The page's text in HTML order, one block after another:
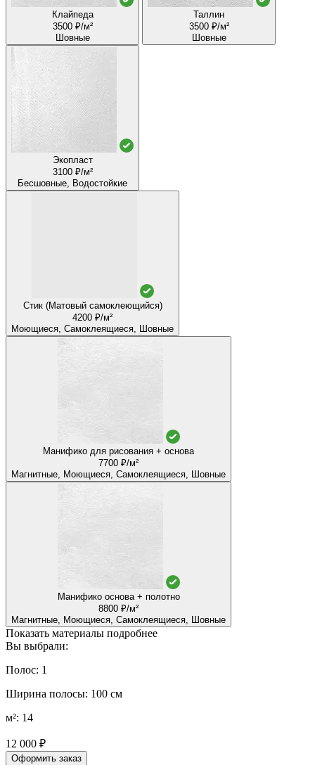
Клайпеда
3500 ₽/м²
Шовные
Таллин
3500 ₽/м²
Шовные
Экопласт
3100 ₽/м²
Бесшовные, Водостойкие
Стик (Матовый самоклеющийся)
4200 ₽/м²
Моющиеся, Самоклеящиеся, Шовные
Манифико для рисования + основа
7700 ₽/м²
Магнитные, Моющиеся, Самоклеящиеся, Шовные
Манифико основа + полотно
8800 ₽/м²
Магнитные, Моющиеся, Самоклеящиеся, Шовные
Показать материалы подробнее
Вы выбрали:
Полос: 1
Ширина полосы: 100 см
м²: 14
12 000 ₽
Оформить заказ